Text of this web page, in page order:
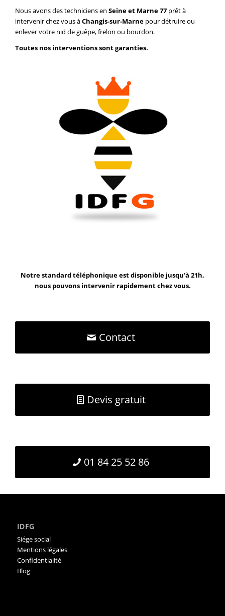
Nous avons des techniciens en Seine et Marne 77 prêt à
intervenir chez vous àChangis-sur-Marne pour détruire ou
enlever votre nid de guêpe, frelon ou bourdon.
Toutes nos interventions sont garanties.
Notre standard téléphonique est disponible jusqu'à 21h,
nous pouvons intervenir rapidement chez vous.
Contact
Devis gratuit
01 84 25 52 86
IDFG
Siége social
Mentions légales
Confidentialité
Blog